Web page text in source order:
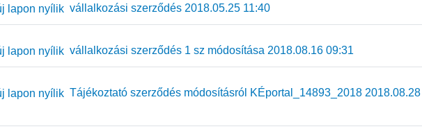
vállalkozási szerződés 2018.05.25 11:40
vállalkozási szerződés 1 sz módosítása 2018.08.16 09:31
Tájékoztató szerződés módosításról KÉportal_14893_2018 2018.08.28